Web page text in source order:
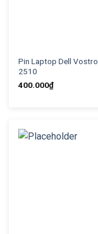
Pin Laptop Dell Vostro
2510
400.000₫